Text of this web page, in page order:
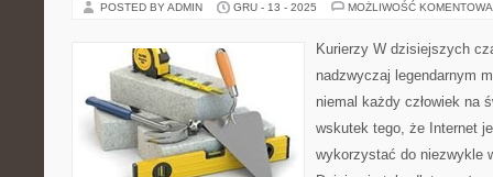
POSTED BY ADMIN GRU - 13 - 2025 MOŻLIWOŚĆ
Kurierzy W dzisiejszych
nadzwyczaj legendarnym
niemal każdy człowiek na
wskutek tego, że Internet
wykorzystać do niezwykle